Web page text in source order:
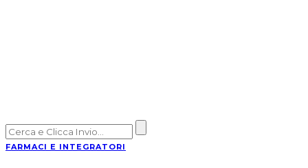
FARMACI E INTEGRATORI